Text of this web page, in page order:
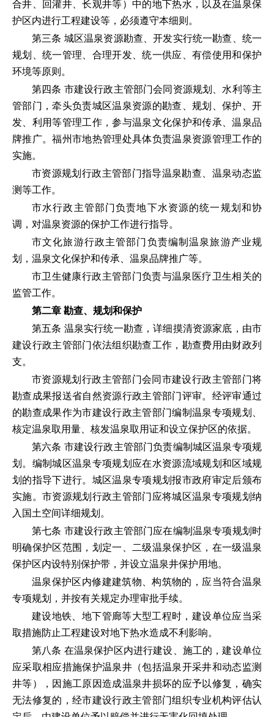
合井、回灌井、长观井等）中的地下热水，以及在温泉保
护区内进行工程建设等，必须遵守本细则。
第三条 城区温泉资源勘查、开发实行统一勘查、统一
规划、统一管理、合理开发、统一供应、有偿使用和保护
环境等原则。
第四条 市建设行政主管部门会同资源规划、水利等主
管部门，牵头负责城区温泉资源的勘查、规划、保护、开
发、利用等管理工作，参与温泉文化保护和传承、温泉品
牌推广。福州市地热管理处具体负责温泉资源管理工作的
实施。
市资源规划行政主管部门指导温泉勘查、温泉动态监
测等工作。
市水行政主管部门负责地下水资源的统一规划和协
调，对温泉资源的保护工作进行指导。
市文化旅游行政主管部门负责编制温泉旅游产业规
划，温泉文化保护和传承、温泉品牌推广等。
市卫生健康行政主管部门负责与温泉医疗卫生相关的
监管工作。
第二章 勘查、规划和保护
第五条 温泉实行统一勘查，详细摸清资源家底，由市
建设行政主管部门依法组织勘查工作，勘查费用由财政列
支。
市资源规划行政主管部门会同市建设行政主管部门将
勘查成果报送省自然资源行政主管部门评审。经评审通过
的勘查成果作为市建设行政主管部门编制温泉专项规划、
核定温泉取用量、核发温泉取用证和设立保护区的依据。
第六条 市建设行政主管部门负责编制城区温泉专项规
划。编制城区温泉专项规划应在水资源流域规划和区域规
划的指导下进行。城区温泉专项规划报市政府审定后颁布
实施。市资源规划行政主管部门应将城区温泉专项规划纳
入国土空间详细规划。
第七条 市建设行政主管部门应在编制温泉专项规划时
明确保护区范围，划定一、二级温泉保护区，在一级温泉
保护区内设特别保护带，并设立温泉井保护用地。
温泉保护区内修建建筑物、构筑物的，应当符合温泉
专项规划，并按有关规定办理审批手续。
建设地铁、地下管廊等大型工程时，建设单位应当采
取措施防止工程建设对地下热水造成不利影响。
第八条 在温泉保护区内进行建设、施工的，建设单位
应采取相应措施保护温泉井（包括温泉开采井和动态监测
井等），因施工原因造成温泉井损坏的应予以修复，确实
无法修复的，经市建设行政主管部门组织专业机构评估认